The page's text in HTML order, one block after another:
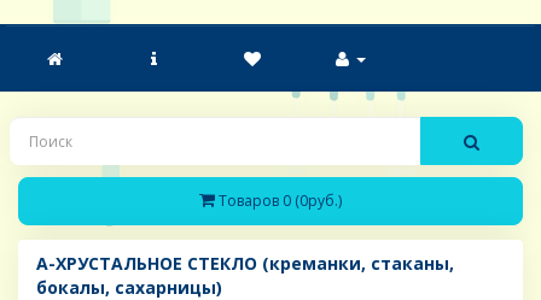
Товаров 0 (0руб.)
A-ХРУСТАЛЬНОЕ СТЕКЛО (креманки, стаканы,
бокалы, сахарницы)